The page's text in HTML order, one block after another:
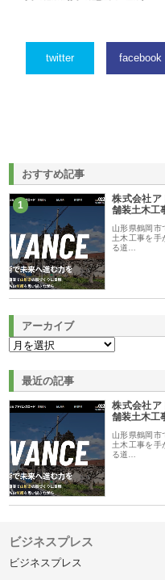
twitter facebook
おすすめ記事
1
株式会社ア
舗装土木工
山形県鶴岡市
土木工事を手
る道…
アーカイブ
最近の記事
株式会社ア
舗装土木工
山形県鶴岡市
土木工事を手
る道…
ビジネスプレス
ビジネスプレス